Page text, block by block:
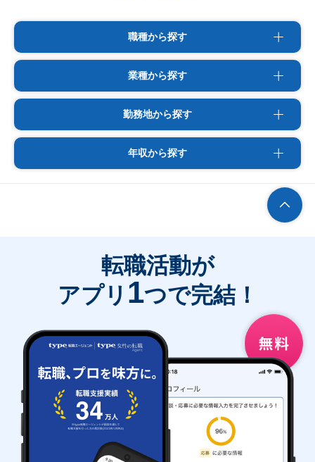
職種から探す
業種から探す
勤務地から探す
年収から探す
転職活動が
アプリ 1つで完結！